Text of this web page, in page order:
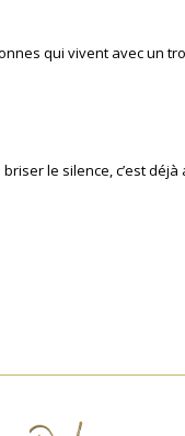
qui vivent avec un
le silence, c’est déjà